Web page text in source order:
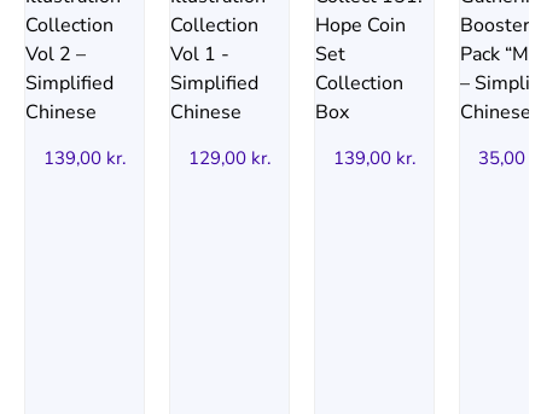
139,00 kr. 129,00 kr. 139,00 kr. 35,00